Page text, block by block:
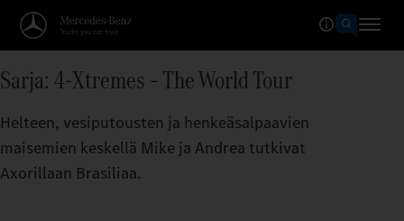
Sarja: 4-Xtremes – The World Tour
Helteen, vesiputousten ja henkeäsalpaavien
maisemien keskellä Mike ja Andrea tutkivat
Axorillaan Brasiliaa.